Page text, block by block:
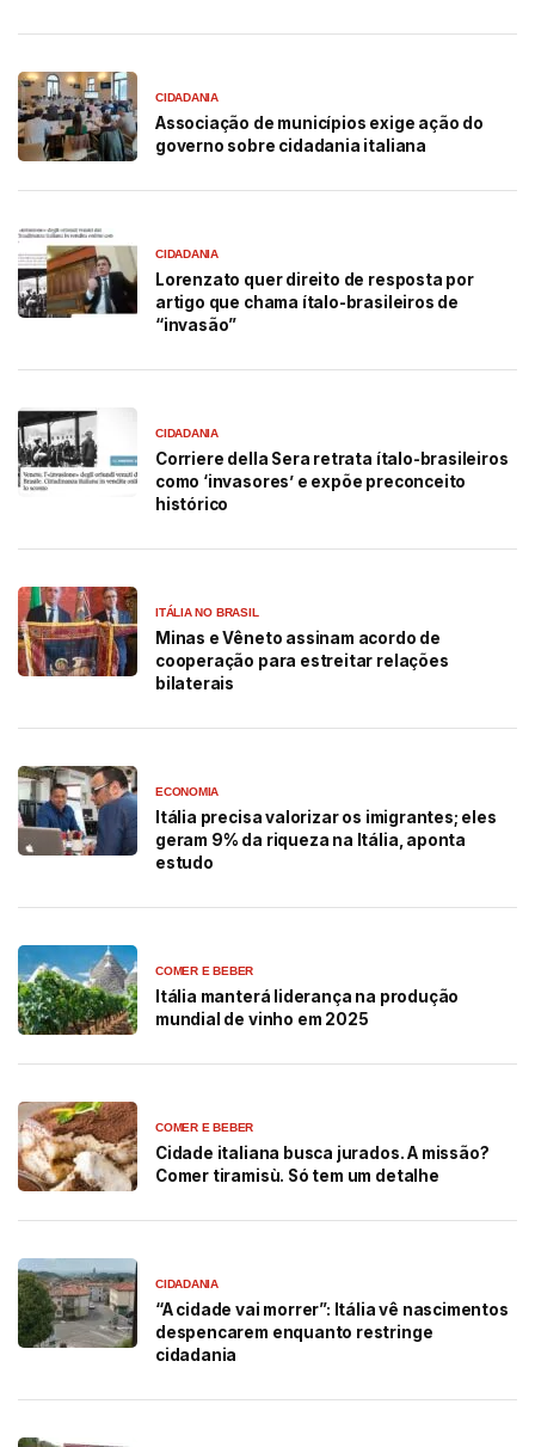
CIDADANIA
Associação de municípios exige ação do
governo sobre cidadania italiana
CIDADANIA
Lorenzato quer direito de resposta por
artigo que chama ítalo-brasileiros de
“invasão”
CIDADANIA
Corriere della Sera retrata ítalo-brasileiros
como ‘invasores’ e expõe preconceito
histórico
ITÁLIA NO BRASIL
Minas e Vêneto assinam acordo de
cooperação para estreitar relações
bilaterais
ECONOMIA
Itália precisa valorizar os imigrantes; eles
geram 9% da riqueza na Itália, aponta
estudo
COMER E BEBER
Itália manterá liderança na produção
mundial de vinho em 2025
COMER E BEBER
Cidade italiana busca jurados. A missão?
Comer tiramisù. Só tem um detalhe
CIDADANIA
“A cidade vai morrer”: Itália vê nascimentos
despencarem enquanto restringe
cidadania